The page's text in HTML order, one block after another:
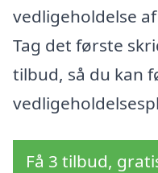
vedligeholdelse
Tag det første
tilbud, så du kan
Få 3 tilbud,